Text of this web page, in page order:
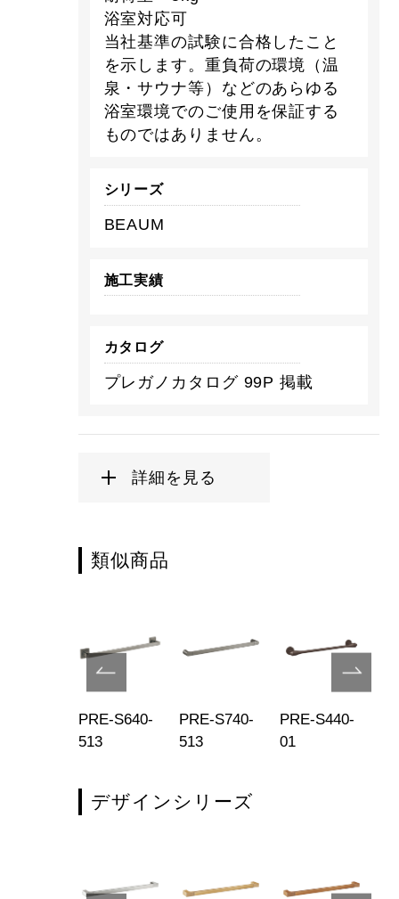
浴室対応可
当社基準の試験に合格したこと
を示します。重負荷の環境（温
泉・サウナ等）などのあらゆる
浴室環境でのご使用を保証する
ものではありません。
シリーズ
BEAUM
施工実績
カタログ
プレガノカタログ 99P 掲載
詳細を見る
類似商品
PRE-S640-
513
PRE-S740-
513
PRE-S440-
01
デザインシリーズ